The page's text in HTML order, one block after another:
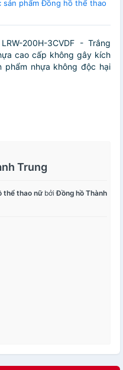
sản phẩm Đồng hồ thể thao
200H-3CVDF - Trắng
cao cấp không gây kích
phẩm nhựa không độc hại
Trung
thể thao nữbởiĐồng hồ Thành